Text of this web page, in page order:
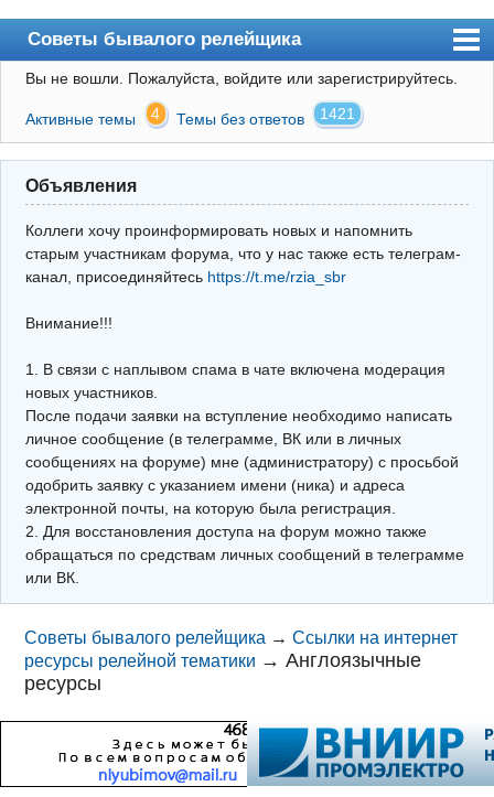
Советы бывалого релейщика
Форум
Правила
Поиск
Регистрация
Архив
Почта
Поиск релейщика
Видео РЗиА
Фотохостинг
Телеграм
Вы не вошли. Пожалуйста, войдите или зарегистрируйтесь.
Активные темы 4 Темы без ответов 1421
Объявления
Коллеги хочу проинформировать новых и напомнить
старым участникам форума, что у нас также есть телеграм-
канал, присоединяйтесь https://t.me/rzia_sbr
Внимание!!!
1. В связи с наплывом спама в чате включена модерация
новых участников.
После подачи заявки на вступление необходимо написать
личное сообщение (в телеграмме, ВК или в личных
сообщениях на форуме) мне (администратору) с просьбой
одобрить заявку с указанием имени (ника) и адреса
электронной почты, на которую была регистрация.
2. Для восстановления доступа на форум можно также
обращаться по средствам личных сообщений в телеграмме
или ВК.
Советы бывалого релейщика →Ссылки на интернет
ресурсы релейной тематики →Англоязычные
ресурсы